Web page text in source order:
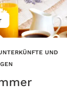
UND